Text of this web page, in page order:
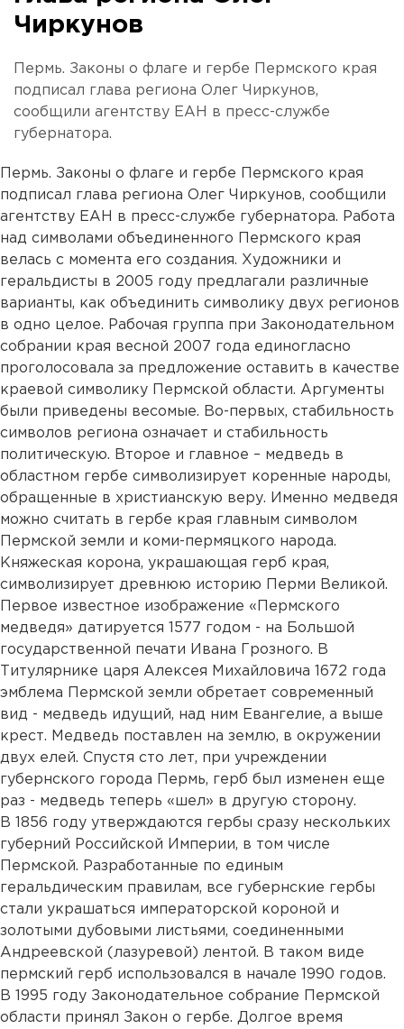
Чиркунов
Пермь. Законы о флаге и гербе Пермского края
подписал глава региона Олег Чиркунов,
сообщили агентству ЕАН в пресс-службе
губернатора.
Пермь. Законы о флаге и гербе Пермского края
подписал глава региона Олег Чиркунов, сообщили
агентству ЕАН в пресс-службе губернатора. Работа
над символами объединенного Пермского края
велась с момента его создания. Художники и
геральдисты в 2005 году предлагали различные
варианты, как объединить символику двух регионов
в одно целое. Рабочая группа при Законодательном
собрании края весной 2007 года единогласно
проголосовала за предложение оставить в качестве
краевой символику Пермской области. Аргументы
были приведены весомые. Во-первых, стабильность
символов региона означает и стабильность
политическую. Второе и главное – медведь в
областном гербе символизирует коренные народы,
обращенные в христианскую веру. Именно медведя
можно считать в гербе края главным символом
Пермской земли и коми-пермяцкого народа.
Княжеская корона, украшающая герб края,
символизирует древнюю историю Перми Великой.
Первое известное изображение «Пермского
медведя» датируется 1577 годом - на Большой
государственной печати Ивана Грозного. В
Титулярнике царя Алексея Михайловича 1672 года
эмблема Пермской земли обретает современный
вид - медведь идущий, над ним Евангелие, а выше
крест. Медведь поставлен на землю, в окружении
двух елей. Спустя сто лет, при учреждении
губернского города Пермь, герб был изменен еще
раз - медведь теперь «шел» в другую сторону.
В 1856 году утверждаются гербы сразу нескольких
губерний Российской Империи, в том числе
Пермской. Разработанные по единым
геральдическим правилам, все губернские гербы
стали украшаться императорской короной и
золотыми дубовыми листьями, соединенными
Андреевской (лазуревой) лентой. В таком виде
пермский герб использовался в начале 1990 годов.
В 1995 году Законодательное собрание Пермской
области принял Закон о гербе. Долгое время